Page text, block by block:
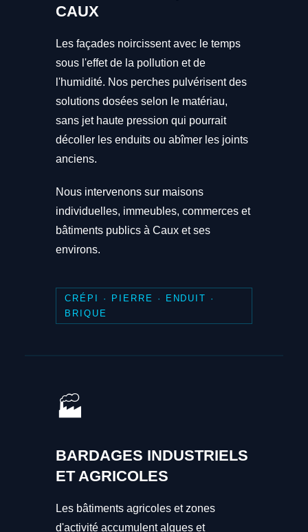
CAUX
Les façades noircissent avec le temps
sous l'effet de la pollution et de
l'humidité. Nos perches pulvérisent des
solutions dosées selon le matériau,
sans jet haute pression qui pourrait
décoller les enduits ou abîmer les joints
anciens.
Nous intervenons sur maisons
individuelles, immeubles, commerces et
bâtiments publics à Caux et ses
environs.
CRÉPI · PIERRE · ENDUIT ·
BRIQUE
🏭
BARDAGES INDUSTRIELS
ET AGRICOLES
Les bâtiments agricoles et zones
d'activité accumulent algues et